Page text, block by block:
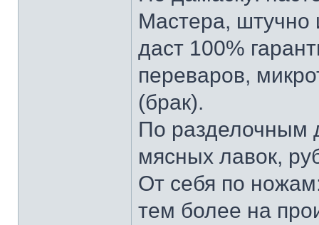
Мастера, штучно
даст 100%
переваров,
(брак).
По разделочным
мясных лавок,
От себя по
тем более на